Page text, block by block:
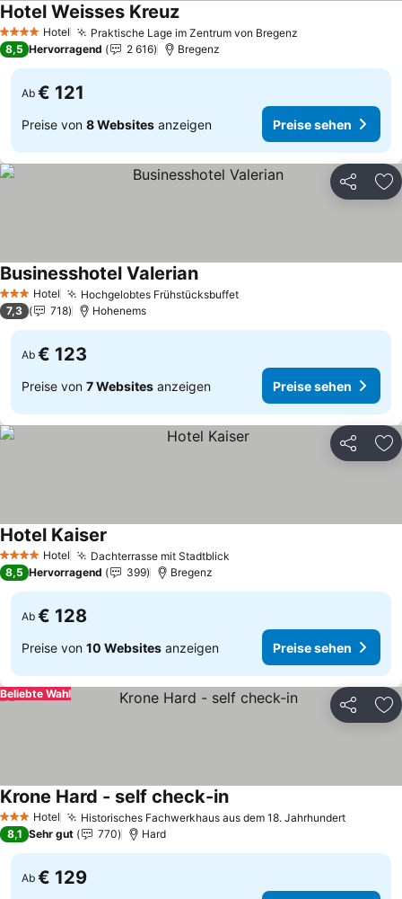
4 Sterne Hotel Praktische Lage im Zentrum von Bregenz
Hotel Weisses KreuzPreise sehen
8,5 Hervorragend 2 616 Bregenz
Ab € 121
Preise von 8 Websites anzeigen Preise sehen
Teilen
3 SterneHotel Hochgelobtes FrühstücksbuffetPreise sehen
Businesshotel ValerianPreise sehen
7,3 718 Hohenems
Ab € 123
Preise von 7 Websites anzeigen Preise sehen
Teilen
4 Sterne Hotel Dachterrasse mit Stadtblick
Hotel Kaiser
8,5 Hervorragend 399 Bregenz
Ab € 128
Preise von 10 Websites anzeigen Preise sehen
Teilen
Beliebte Wahl
3 SterneHotel Historisches Fachwerkhaus aus dem 18. JahrhundertPreise
Krone Hard - self check-inPreise sehen
8,1 Sehr gut 770 Hard
Ab € 129